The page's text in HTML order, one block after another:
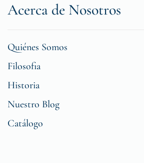
Acerca de Nosotros
Quiénes Somos
Filosofia
Historia
Nuestro Blog
Catálogo